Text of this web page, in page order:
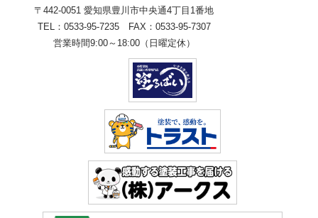
〒442-0051 愛知県豊川市中央通4丁目1番地
TEL：0533-95-7235 FAX：0533-95-7307
営業時間9:00～18:00（日曜定休）